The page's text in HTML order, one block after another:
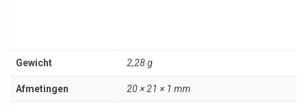
Gewicht 2,28 g
Afmetingen 20 × 21 × 1 mm